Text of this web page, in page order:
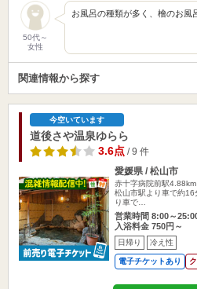
50代～
女性
お風呂の種類が多く、檜のお風
関連情報から探す
今空いています
道後さや温泉ゆらら
3.6点/ 9 件
愛媛県 / 松山市
赤十字病院前駅4.88km
松山市駅より車で約16
り車で…
営業時間 8:00～
入浴料金 750円～
日帰り 冷え性
電子チケットあり